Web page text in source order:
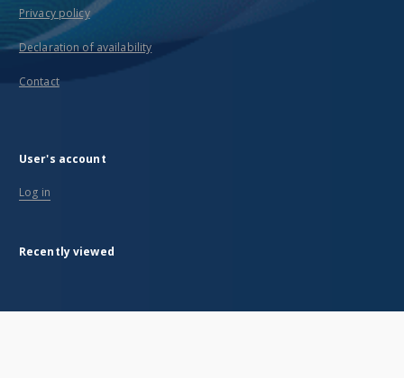
Privacy policy
Declaration of availability
Contact
User's account
Log in
Recently viewed